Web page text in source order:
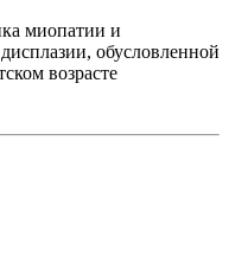
миопатии и
обусловленной
возрасте